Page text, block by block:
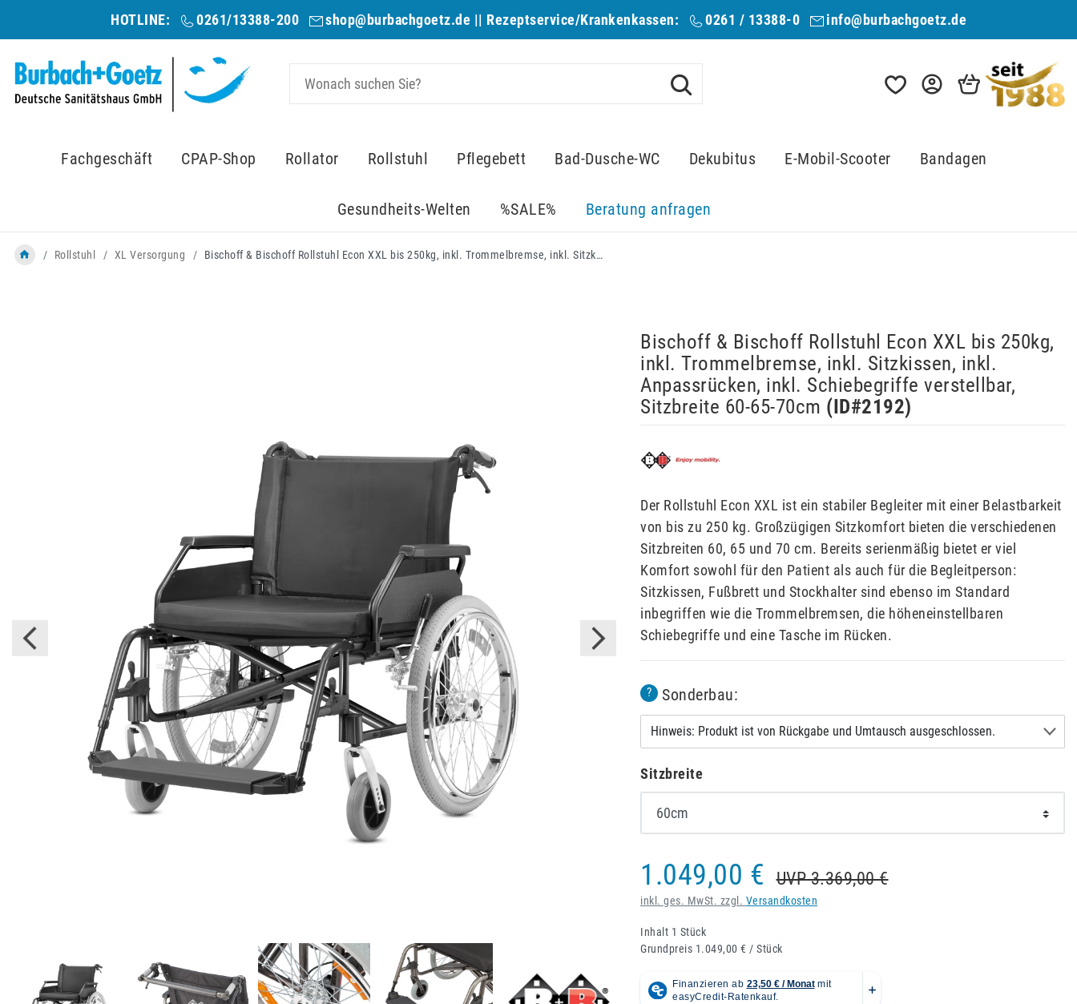
HOTLINE: 0261/13388-200 shop@burbachgoetz.de || Rezeptservice/Krankenkassen: 0261 / 13388-0 info@burbachgoetz.de
Fachgeschäft CPAP-Shop Rollator Rollstuhl Pflegebett Bad-Dusche-WC Dekubitus E-Mobil-Scooter Bandagen
Gesundheits-Welten %SALE% Beratung anfragen
Rollstuhl XL Versorgung Bischoff & Bischoff Rollstuhl Econ XXL bis 250kg, inkl. Trommelbremse, inkl. Sitzkissen, inkl. Anpassrücken, inkl. Schiebegriffe verstellbar, Sitzbreite 60-65-70cm
Bischoff & Bischoff Rollstuhl Econ XXL bis 250kg,
inkl. Trommelbremse, inkl. Sitzkissen, inkl.
Anpassrücken, inkl. Schiebegriffe verstellbar,
Sitzbreite 60-65-70cm (ID#2192)
Der Rollstuhl Econ XXL ist ein stabiler Begleiter mit einer Belastbarkeit
von bis zu 250 kg. Großzügigen Sitzkomfort bieten die verschiedenen
Sitzbreiten 60, 65 und 70 cm. Bereits serienmäßig bietet er viel
Komfort sowohl für den Patient als auch für die Begleitperson:
Sitzkissen, Fußbrett und Stockhalter sind ebenso im Standard
inbegriffen wie die Trommelbremsen, die höheneinstellbaren
Schiebegriffe und eine Tasche im Rücken.
? Sonderbau:
Hinweis: Produkt ist von Rückgabe und Umtausch ausgeschlossen.
Sitzbreite
1.049,00 € UVP 3.369,00 €
inkl. ges. MwSt. zzgl. Versandkosten
Inhalt 1 Stück
Grundpreis 1.049,00 € / Stück